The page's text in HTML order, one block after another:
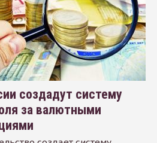
создадут систему
за валютными